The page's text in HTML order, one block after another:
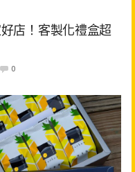
店！客製化禮盒超
0